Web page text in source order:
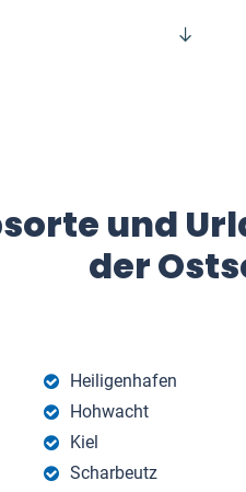
und
der
Heiligenhafen
Hohwacht
Kiel
Scharbeutz